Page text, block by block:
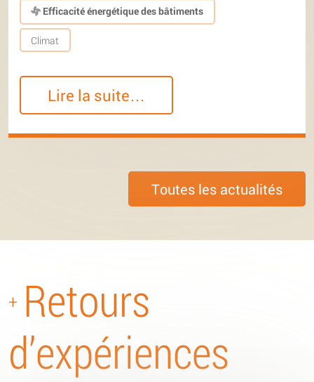
Efficacité énergétique des bâtiments
Climat
Lire la suite…
Toutes les actualités
+ Retours
d’expériences